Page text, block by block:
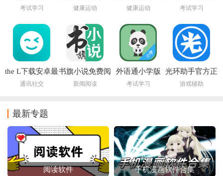
新版
考试学习
载安装
健康运动
装
健康运动
下载安装
考试学习
the L下载安卓最
新版本2026
通讯社交
书旗小说免费阅
读下载最新版
新闻阅读
外语通小学版
APP官方最新版
考试学习
光环助手官方正
版app
游戏辅助
最新专题
阅读软件 手机漫画软件合集